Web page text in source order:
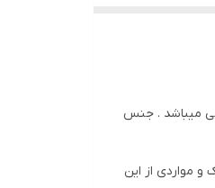
میباشد . جنس
و مواردی از این